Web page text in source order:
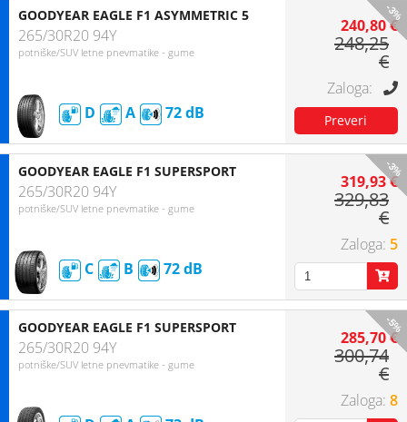
-3%
GOODYEAR EAGLE F1 ASYMMETRIC 5
265/30R20 94Y
potniške/SUV letne pnevmatike - gume
D A 72
240,80 €
248,25
€
-3%
GOODYEAR EAGLE F1 SUPERSPORT
265/30R20 94Y
potniške/SUV letne pnevmatike - gume
C B 72
319,93 €
329,83
€
5
-5%
GOODYEAR EAGLE F1 SUPERSPORT
265/30R20 94Y
potniške/SUV letne pnevmatike - gume
285,70 €
300,74
€
8